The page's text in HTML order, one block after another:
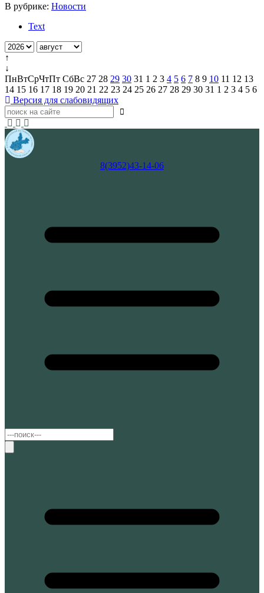
В рубрике: Новости
Text
↑
↓
ПнВтСрЧтПт СбВс 27 28 29 30 31 1 2 3 4 5 6 7 8 9 10 11 12 13
14 15 16 17 18 19 20 21 22 23 24 25 26 27 28 29 30 31 1 2 3 4 5 6
Версия для слабовидящих
8(3952)43-14-06